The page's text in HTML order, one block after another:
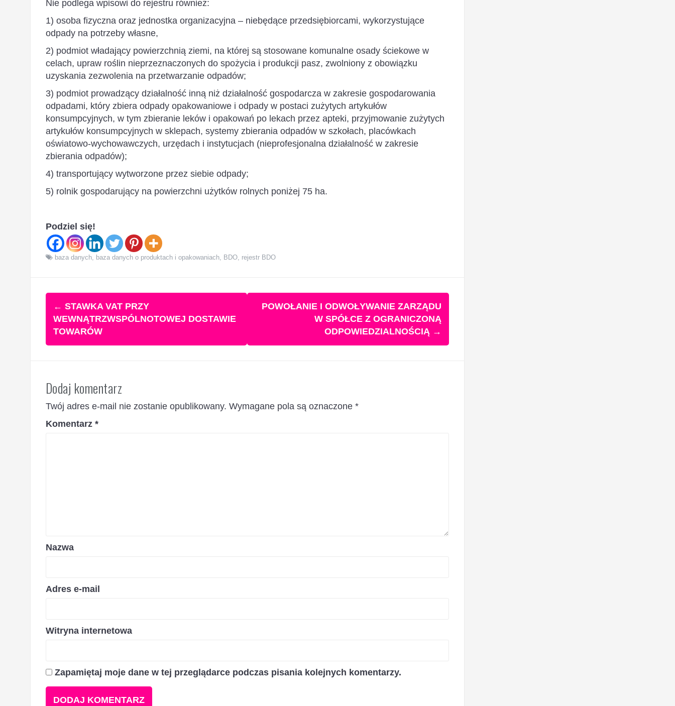
Nie podlega wpisowi do rejestru również:
1) osoba fizyczna oraz jednostka organizacyjna – niebędące przedsiębiorcami, wykorzystujące
odpady na potrzeby własne,
2) podmiot władający powierzchnią ziemi, na której są stosowane komunalne osady ściekowe w
celach, upraw roślin nieprzeznaczonych do spożycia i produkcji pasz, zwolniony z obowiązku
uzyskania zezwolenia na przetwarzanie odpadów;
3) podmiot prowadzący działalność inną niż działalność gospodarcza w zakresie gospodarowania
odpadami, który zbiera odpady opakowaniowe i odpady w postaci zużytych artykułów
konsumpcyjnych, w tym zbieranie leków i opakowań po lekach przez apteki, przyjmowanie zużytych
artykułów konsumpcyjnych w sklepach, systemy zbierania odpadów w szkołach, placówkach
oświatowo-wychowawczych, urzędach i instytucjach (nieprofesjonalna działalność w zakresie
zbierania odpadów);
4) transportujący wytworzone przez siebie odpady;
5) rolnik gospodarujący na powierzchni użytków rolnych poniżej 75 ha.
Podziel się!
baza danych, baza danych o produktach i opakowaniach, BDO, rejestr BDO
Zobacz
wpisy
← STAWKA VAT PRZY
WEWNĄTRZWSPÓLNOTOWEJ DOSTAWIE
TOWARÓW
POWOŁANIE I ODWOŁYWANIE ZARZĄDU
W SPÓŁCE Z OGRANICZONĄ
ODPOWIEDZIALNOŚCIĄ →
Dodaj komentarz
Twój adres e-mail nie zostanie opublikowany. Wymagane pola są oznaczone *
Komentarz *
Nazwa
Adres e-mail
Witryna internetowa
Zapamiętaj moje dane w tej przeglądarce podczas pisania kolejnych komentarzy.